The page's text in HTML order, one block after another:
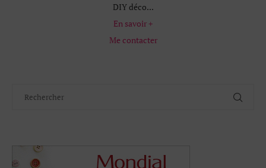
DIY déco...
En savoir +
Me contacter